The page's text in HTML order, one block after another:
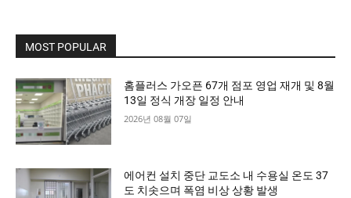
MOST POPULAR
홈플러스 가오픈 67개 점포 영업 재개 및 8월
13일 정식 개장 일정 안내
2026년 08월 07일
에어컨 설치 중단 교도소 내 수용실 온도 37
도 치솟으며 폭염 비상 상황 발생